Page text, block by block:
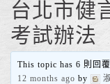
台北市健
考試辦法
This topic has 6 則回
12 months ago by